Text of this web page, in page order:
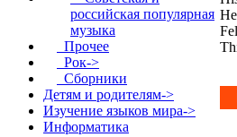
российская популярная
музыка
Прочее
Рок->
Сборники
Детям и родителям->
Изучение языков мира->
Информатика